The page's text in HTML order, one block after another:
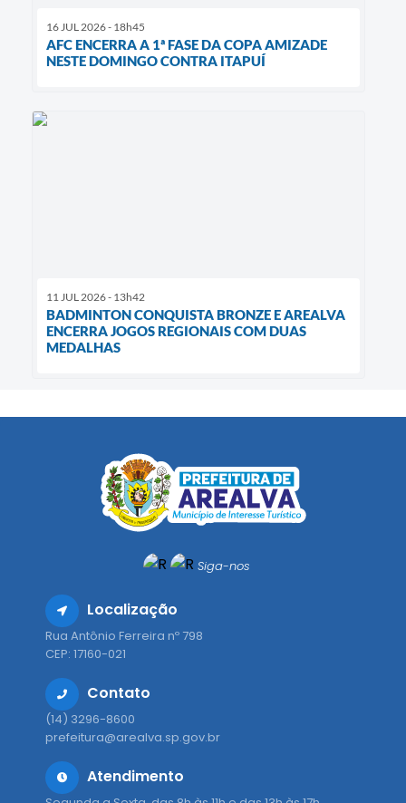
16 JUL 2026 - 18h45
AFC ENCERRA A 1ª FASE DA COPA AMIZADE
NESTE DOMINGO CONTRA ITAPUÍ
11 JUL 2026 - 13h42
BADMINTON CONQUISTA BRONZE E AREALVA
ENCERRA JOGOS REGIONAIS COM DUAS
MEDALHAS
Siga-nos
Localização
Rua Antônio Ferreira nº 798
CEP: 17160-021
Contato
(14) 3296-8600
prefeitura@arealva.sp.gov.br
Atendimento